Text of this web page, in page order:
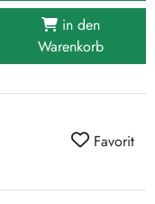
in den
Warenkorb
Favorit